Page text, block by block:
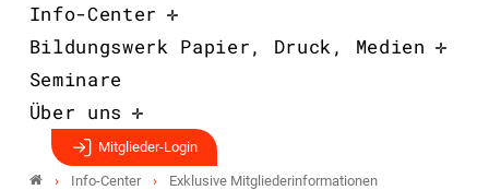
Info-Center
Bildungswerk Papier, Druck, Medien
Seminare
Über uns
Mitglieder-Login
Info-Center
Exklusive Mitgliederinformationen